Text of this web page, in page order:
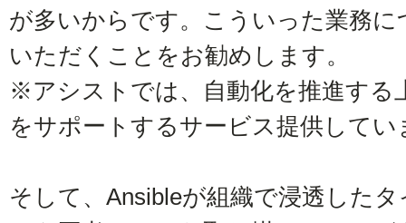
が多いからです。こういった業務
いただくことをお勧めします。
※アシストでは、自動化を推進する
をサポートするサービス提供してい
そして、Ansibleが組織で浸透した